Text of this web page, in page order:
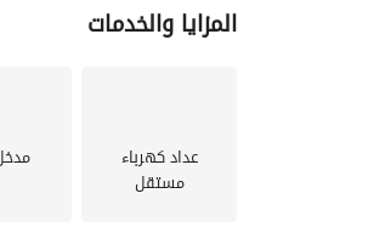
جدة.
الملكية. ينتظرك منزلك
المزايا والخدمات
عداد كهرباء
مستقل